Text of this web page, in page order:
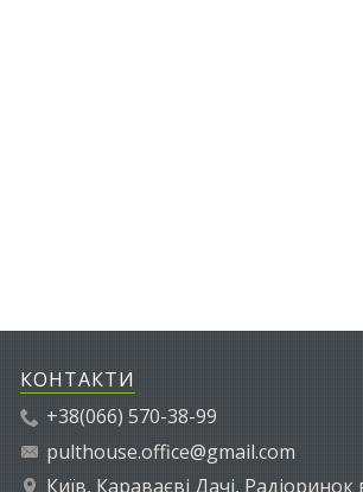
КОНТАКТИ
+38(066) 570-38-99
pulthouse.office@gmail.com
Київ, Караваєві Дачі,